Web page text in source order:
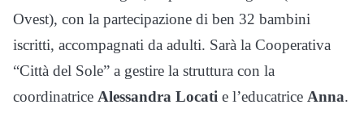
Ovest), con la partecipazione di ben 32 bambini
iscritti, accompagnati da adulti. Sarà la Cooperativa
“Città del Sole” a gestire la struttura con la
coordinatrice Alessandra Locati e l’educatrice Anna.